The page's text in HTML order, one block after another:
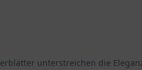
unterstreichen die